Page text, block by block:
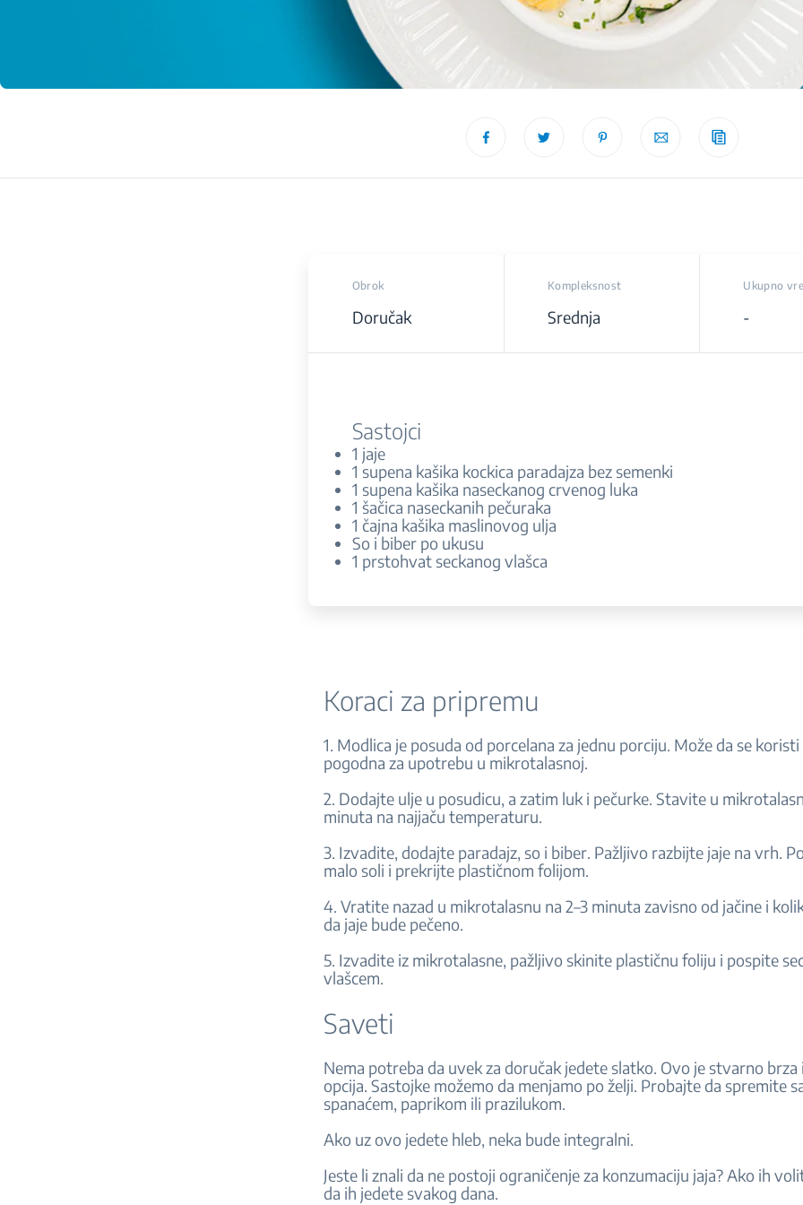
Obrok
Doručak
Kompleksnost
Srednja
Ukupno
-
Sastojci
1 jaje
1 supena kašika kockica paradajza bez semenki
1 supena kašika naseckanog crvenog luka
1 šačica naseckanih pečuraka
1 čajna kašika maslinovog ulja
So i biber po ukusu
1 prstohvat seckanog vlašca
Koraci za pripremu
1. Modlica je posuda od porcelana za jednu porciju. Može da se koristi
pogodna za upotrebu u mikrotalasnoj.
2. Dodajte ulje u posudicu, a zatim luk i pečurke. Stavite u
minuta na najjaču temperaturu.
3. Izvadite, dodajte paradajz, so i biber. Pažljivo razbijte jaje na vrh.
malo soli i prekrijte plastičnom folijom.
4. Vratite nazad u mikrotalasnu na 2–3 minuta zavisno od jačine i
da jaje bude pečeno.
5. Izvadite iz mikrotalasne, pažljivo skinite plastičnu foliju i pospite
vlašcem.
Saveti
Nema potreba da uvek za doručak jedete slatko. Ovo je stvarno brza
opcija. Sastojke možemo da menjamo po želji. Probajte da spremite
spanaćem, paprikom ili prazilukom.
Ako uz ovo jedete hleb, neka bude integralni.
Jeste li znali da ne postoji ograničenje za konzumaciju jaja? Ako ih
da ih jedete svakog dana.